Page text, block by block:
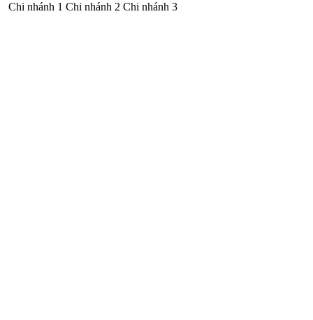
Chi nhánh 1 Chi nhánh 2 Chi nhánh 3